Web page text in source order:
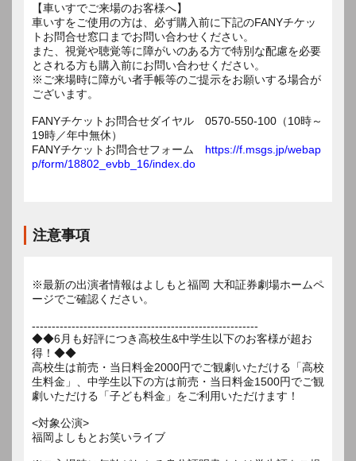
【車いすでご来場のお客様へ】
車いすをご使用の方は、必ず購入前に下記のFANYチケッ
トお問合せ窓口までお問い合わせください。
また、視覚や聴覚等に障がいのある方で特別な配慮を必要
とされる方も購入前にお問い合わせください。
※ご来場時に障がい者手帳等のご提示をお願いする場合が
ございます。
FANYチケットお問合せダイヤル 0570-550-100（10時～
19時／年中無休）
FANYチケットお問合せフォーム https://f.msgs.jp/webap
p/form/18802_evbb_16/index.do
注意事項
※最新の出演者情報はよしもと福岡 大和証券劇場ホームペ
ージでご確認ください。
---------------------------------------------------------
◆◆6月も好評につき高校生&中学生以下のお客様が超お
得！◆◆
高校生は前売・当日料金2000円でご観劇いただける「高校
生料金」、中学生以下の方は前売・当日料金1500円でご観
劇いただける「子ども料金」をご利用いただけます！
<対象公演>
福岡よしもとお笑いライブ